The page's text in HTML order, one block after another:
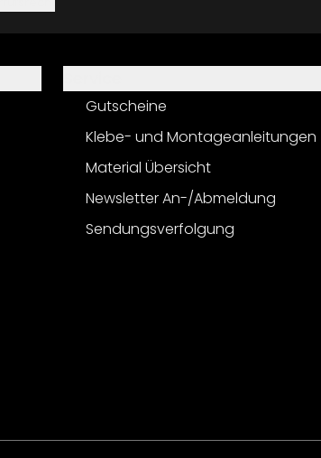
Gutscheine
Klebe- und Montageanleitungen
Material Übersicht
Newsletter An-/Abmeldung
Sendungsverfolgung